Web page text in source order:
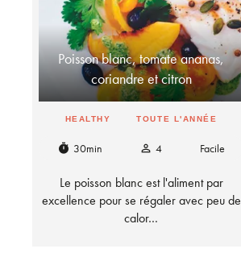
Poisson blanc, tomate ananas,
coriandre et citron
HEALTHY TOUTE L'ANNÉE
timer 30min person_outline 4 Facile
Le poisson blanc est l'aliment par
excellence pour se régaler avec peu de
calor…